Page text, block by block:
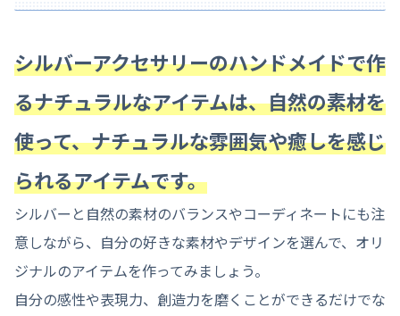
シルバーアクセサリーのハンドメイドで作
るナチュラルなアイテムは、自然の素材を
使って、ナチュラルな雰囲気や癒しを感じ
られるアイテムです。
シルバーと自然の素材のバランスやコーディネートにも注
意しながら、自分の好きな素材やデザインを選んで、オリ
ジナルのアイテムを作ってみましょう。
自分の感性や表現力、創造力を磨くことができるだけでな